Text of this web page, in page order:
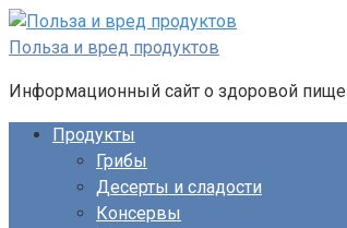
Перейти
к
Польза и вред продуктов
Информационный сайт о здоровой пище
Продукты
Грибы
Десерты и сладости
Консервы